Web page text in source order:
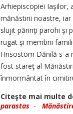
Arhiepiscopiei Iaşilor,
mănăstirii noastre,
slujit părinţi parohi şi
rugat şi membrii
Hrisostom Dănilă s-a
fost stareţ al
înmormântat în
Citeşte mai multe
parastas -